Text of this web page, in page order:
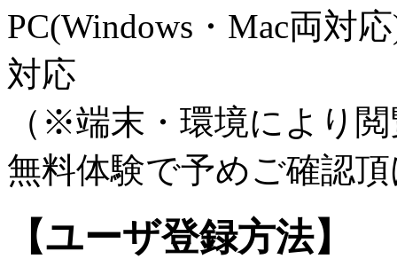
PC(Windows・Mac両対
対応
（※端末・環境により
無料体験で予めご確認
【ユーザ登録方法】